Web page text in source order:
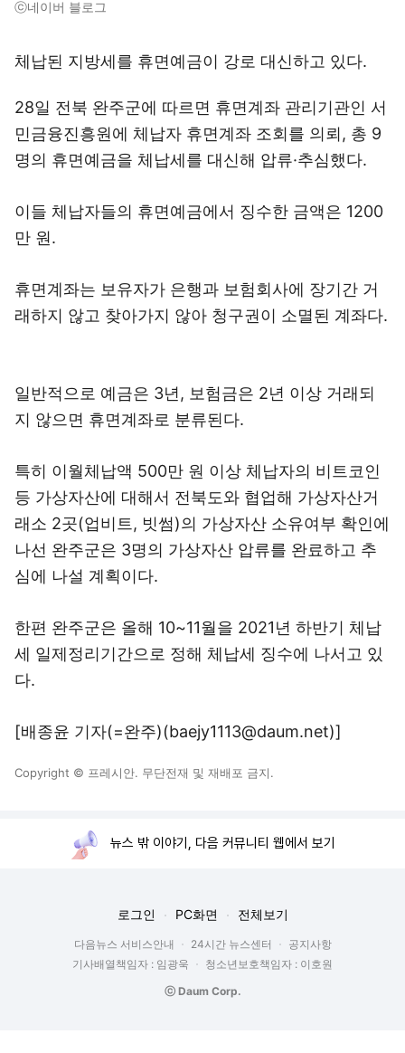
ⓒ네이버 블로그
체납된 지방세를 휴면예금이 강로 대신하고 있다.
28일 전북 완주군에 따르면 휴면계좌 관리기관인 서
민금융진흥원에 체납자 휴면계좌 조회를 의뢰, 총 9
명의 휴면예금을 체납세를 대신해 압류·추심했다.
이들 체납자들의 휴면예금에서 징수한 금액은 1200
만 원.
휴면계좌는 보유자가 은행과 보험회사에 장기간 거
래하지 않고 찾아가지 않아 청구권이 소멸된 계좌다.
일반적으로 예금은 3년, 보험금은 2년 이상 거래되
지 않으면 휴면계좌로 분류된다.
특히 이월체납액 500만 원 이상 체납자의 비트코인
등 가상자산에 대해서 전북도와 협업해 가상자산거
래소 2곳(업비트, 빗썸)의 가상자산 소유여부 확인에
나선 완주군은 3명의 가상자산 압류를 완료하고 추
심에 나설 계획이다.
한편 완주군은 올해 10~11월을 2021년 하반기 체납
세 일제정리기간으로 정해 체납세 징수에 나서고 있
다.
[배종윤 기자(=완주)(baejy1113@daum.net)]
Copyright © 프레시안. 무단전재 및 재배포 금지.
뉴스 밖 이야기, 다음 커뮤니티 웹에서 보기
로그인 PC화면 전체보기
다음뉴스 서비스안내 24시간 뉴스센터
공지사항
기사배열책임자 : 임광욱
청소년보호책임자 : 이호원
ⓒ Daum Corp.